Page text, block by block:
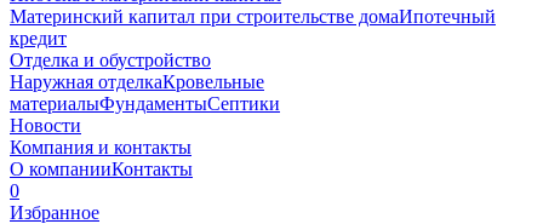
Материнский капитал при строительстве домаИпотечный
кредит
Отделка и обустройство
Наружная отделкаКровельные
материалыФундаментыСептики
Новости
Компания и контакты
О компанииКонтакты
0
Избранное